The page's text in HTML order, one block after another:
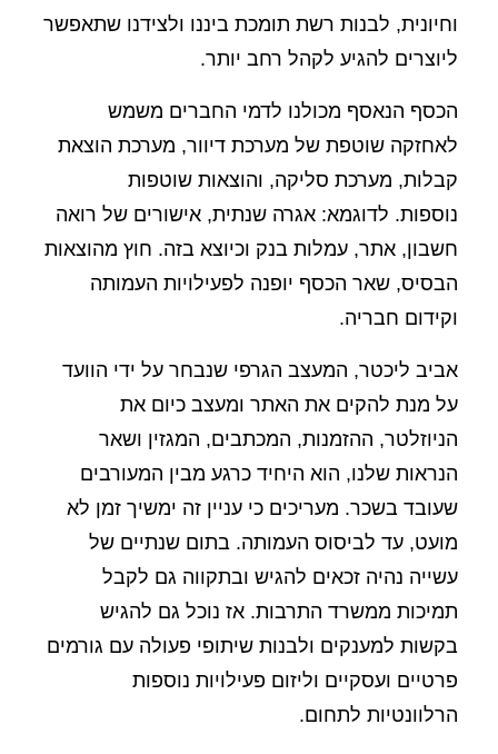
וחיונית, לבנות רשת תומכת ביננו ולצידנו שתאפשר
ליוצרים להגיע לקהל רחב יותר.
הכסף הנאסף מכולנו לדמי החברים משמש
לאחזקה שוטפת של מערכת דיוור, מערכת הוצאת
קבלות, מערכת סליקה, והוצאות שוטפות
נוספות. לדוגמא: אגרה שנתית, אישורים של רואה
חשבון, אתר, עמלות בנק וכיוצא בזה. חוץ מהוצאות
הבסיס, שאר הכסף יופנה לפעילויות העמותה
וקידום חבריה.
אביב ליכטר, המעצב הגרפי שנבחר על ידי הוועד
על מנת להקים את האתר ומעצב כיום את
הניוזלטר, ההזמנות, המכתבים, המגזין ושאר
הנראות שלנו, הוא היחיד כרגע מבין המעורבים
שעובד בשכר. מעריכים כי עניין זה ימשיך זמן לא
מועט, עד לביסוס העמותה. בתום שנתיים של
עשייה נהיה זכאים להגיש ובתקווה גם לקבל
תמיכות ממשרד התרבות. אז נוכל גם להגיש
בקשות למענקים ולבנות שיתופי פעולה עם גורמים
פרטיים ועסקיים וליזום פעילויות נוספות
הרלוונטיות לתחום.